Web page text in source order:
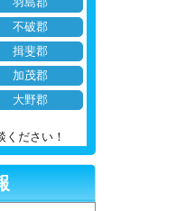
羽島郡
不破郡
揖斐郡
加茂郡
大野郡
ください！